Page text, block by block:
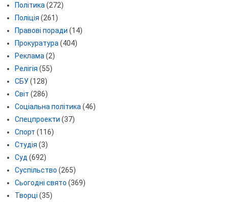
Політика (272)
Поліція (261)
Правові поради (14)
Прокуратура (404)
Реклама (2)
Релігія (55)
СБУ(128)
Світ (286)
Соціальна політика (46)
Спецпроекти (37)
Спорт (116)
Студія (3)
Суд (692)
Суспільство (265)
Сьогодні свято (369)
Творці (35)